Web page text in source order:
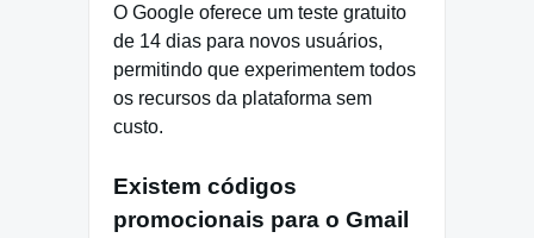
O Google oferece um teste gratuito
de 14 dias para novos usuários,
permitindo que experimentem todos
os recursos da plataforma sem
custo.
Existem códigos
promocionais para o Gmail